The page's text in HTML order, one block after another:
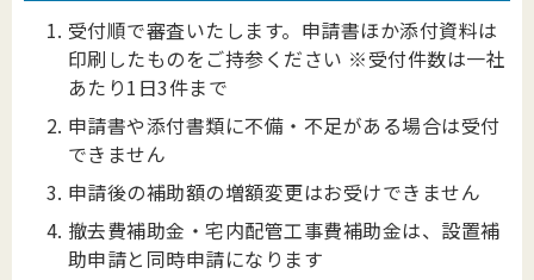
受付順で審査いたします。申請書ほか添付資料は
印刷したものをご持参ください ※受付件数は一社
あたり1日3件まで
申請書や添付書類に不備・不足がある場合は受付
できません
申請後の補助額の増額変更はお受けできません
撤去費補助金・宅内配管工事費補助金は、設置補
助申請と同時申請になります